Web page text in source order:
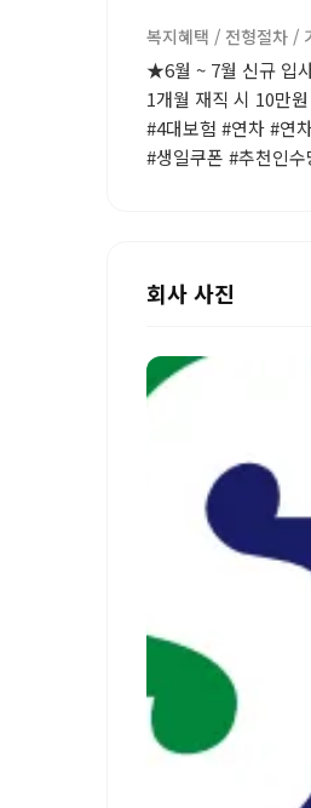
복지혜택 / 전형절차 /
★6월 ~ 7월 신규 입
1개월 재직 시 10만
#4대보험 #연차 #연
#생일쿠폰 #추천인수
회사 사진